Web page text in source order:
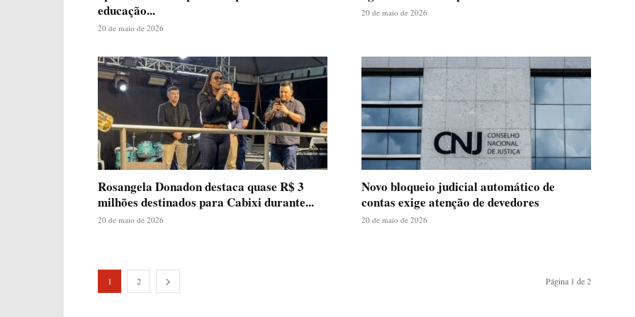
educação...
20 de maio de 2026
20 de maio de 2026
Rosangela Donadon destaca quase R$ 3
milhões destinados para Cabixi durante...
20 de maio de 2026
Novo bloqueio judicial automático de
contas exige atenção de devedores
20 de maio de 2026
1 2 Página 1 de 2